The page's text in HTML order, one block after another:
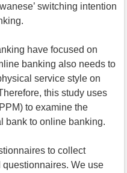
switching intention
have focused on
banking also needs to
service style on
this study uses
to examine the
bank to online banking.
to collect
We use